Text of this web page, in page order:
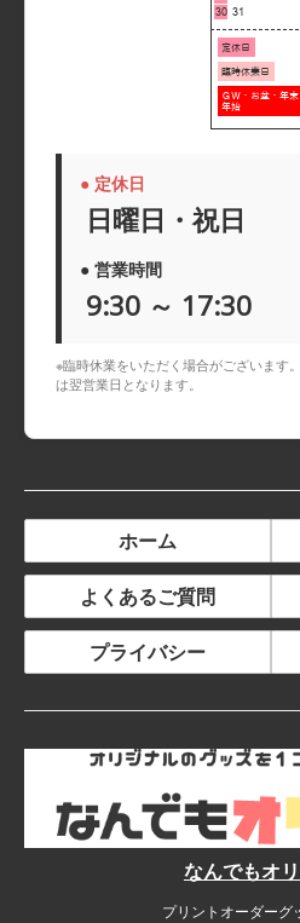
● 定休日
日曜日・祝日
● 営業時間
9:30 ～ 17:30
※臨時休業をいただく場合がございます
は翌営業日となります。
ホーム
よくあるご質問
プライバシー
なんでもオ
プリントオーダーグ